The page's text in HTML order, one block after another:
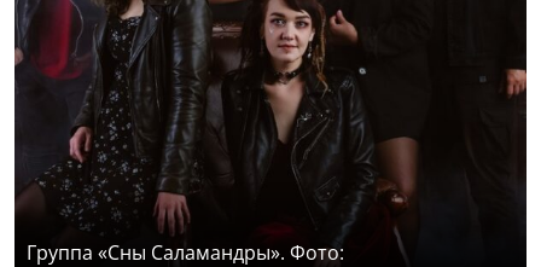
Группа «Сны Саламандры». Фото: